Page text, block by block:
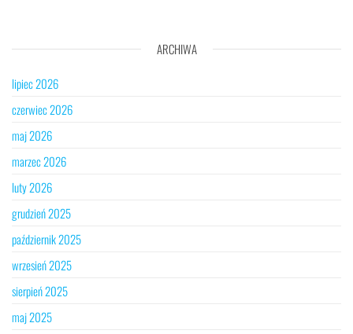
ARCHIWA
lipiec 2026
czerwiec 2026
maj 2026
marzec 2026
luty 2026
grudzień 2025
październik 2025
wrzesień 2025
sierpień 2025
maj 2025